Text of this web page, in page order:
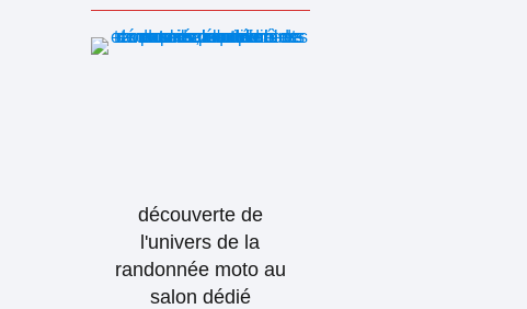
découverte de
l'univers de la
randonnée moto au
salon dédié